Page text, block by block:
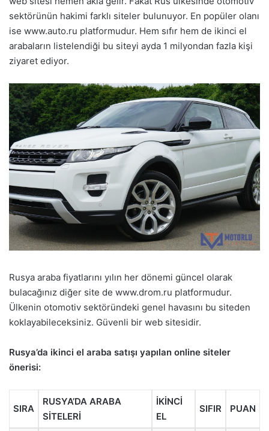
sektörünün hakimi farklı siteler bulunuyor. En popüler olanı
ise www.auto.ru platformudur. Hem sıfır hem de ikinci el
arabaların listelendiği bu siteyi ayda 1 milyondan fazla kişi
ziyaret ediyor.
Rusya araba fiyatlarını yılın her dönemi güncel olarak
bulacağınız diğer site de www.drom.ru platformudur.
Ülkenin otomotiv sektöründeki genel havasını bu siteden
koklayabileceksiniz. Güvenli bir web sitesidir.
Rusya’da ikinci el araba satışı yapılan online siteler
önerisi:
SIRA
RUSYA’DA ARABA
SİTELERİ
İKİNCİ
EL
SIFIR PUAN